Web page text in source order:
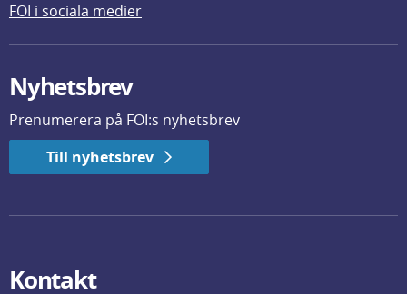
FOI i sociala medier
Nyhetsbrev
Prenumerera på FOI:s nyhetsbrev
Till nyhetsbrev
Kontakt